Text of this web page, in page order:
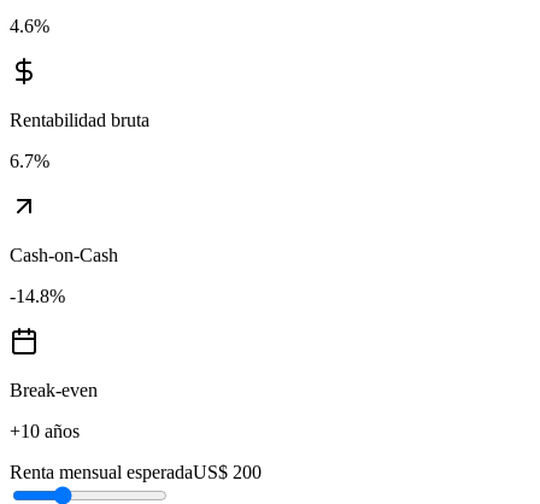
4.6%
Rentabilidad bruta
6.7%
Cash-on-Cash
-14.8%
Break-even
+10 años
Renta mensual esperadaUS$ 200